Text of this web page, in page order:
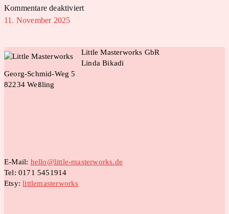
Kommentare deaktiviertfür
München
11. November 2025
Little Masterworks GbR
Linda Bikadi
Georg-Schmid-Weg 5
82234 Weßling
E-Mail: hello@little-masterworks.de
Tel: 0171 5451914
Etsy:littlemasterworks